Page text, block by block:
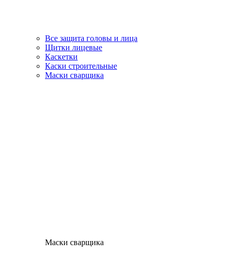
Все защита головы и лица
Щитки лицевые
Каскетки
Каски строительные
Маски сварщика
Маски сварщика